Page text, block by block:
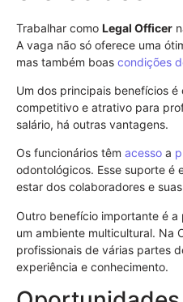
Trabalhar como Legal Officer
A vaga não só oferece uma
mas também boas condições
Um dos principais benefícios
competitivo e atrativo para
salário, há outras vantagens.
Os funcionários têm acesso a
odontológicos. Esse suporte é
estar dos colaboradores e
Outro benefício importante é
um ambiente multicultural. Na
profissionais de várias partes
experiência e conhecimento.